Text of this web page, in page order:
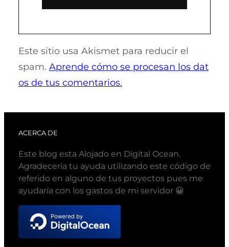
Este sitio usa Akismet para reducir el
spam. Aprende cómo se procesan los dat
os de tus comentarios.
ACERCA DE
Este blog esta Alojado en Digital Ocean.
Agradecería tu ayuda utilizando este código de
referido en alguno de tus proyectos pues me
ayudaría con los gastos de mi servidor 😀